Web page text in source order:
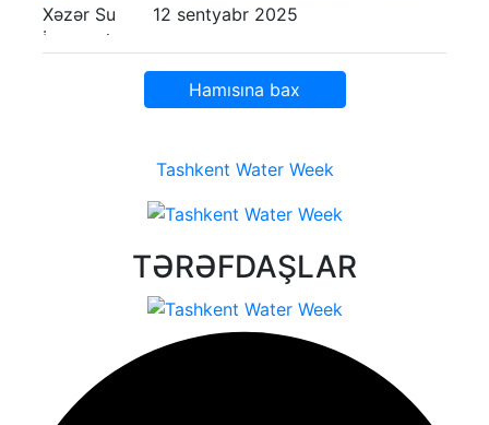
12 sentyabr 2025
Hamısına bax
Tashkent Water Week
TƏRƏFDAŞLAR